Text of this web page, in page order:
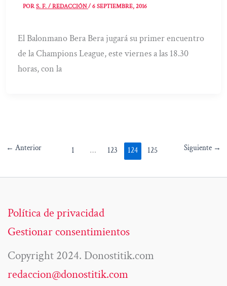
PORS. F. / REDACCIÓN/6 SEPTIEMBRE, 2016
El Balonmano Bera Bera jugará su primer encuentro
de la Champions League, este viernes a las 18.30
horas, con la
← Anterior 1 … 123 124 125 Siguiente →
Política de privacidad
Gestionar consentimientos
Copyright 2024. Donostitik.com
redaccion@donostitik.com